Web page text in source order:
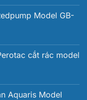
Model GB-
cắt rác model
Aquaris Model